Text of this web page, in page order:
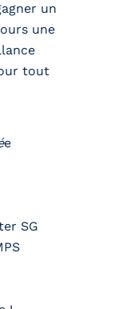
un
une
tout
e
SG